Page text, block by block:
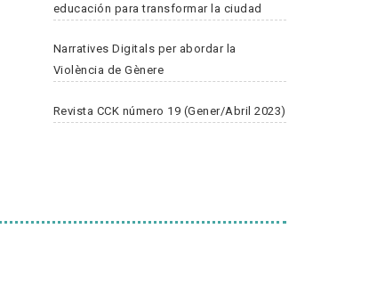
educación para transformar la ciudad
Narratives Digitals per abordar la
Violència de Gènere
Revista CCK número 19 (Gener/Abril 2023)